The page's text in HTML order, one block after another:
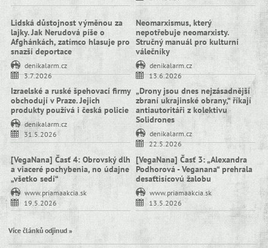
Lidská důstojnost výměnou za
lajky. Jak Nerudová píše o
Afghánkách, zatímco hlasuje pro
snazší deportace
denikalarm.cz
3.7.2026
Neomarxismus, který
nepotřebuje neomarxisty.
Stručný manuál pro kulturní
válečníky
denikalarm.cz
13.6.2026
Izraelské a ruské špehovací firmy
obchodují v Praze. Jejich
produkty používá i česká policie
denikalarm.cz
31.5.2026
„Drony jsou dnes nejzásadnější
zbraní ukrajinské obrany,“ říkají
antiautoritáři z kolektivu
Solidrones
denikalarm.cz
22.5.2026
[VegaNana] Časť 4: Obrovský dlh
a viaceré pochybenia, no údajne
„všetko sedí“
www.priamaakcia.sk
19.5.2026
[VegaNana] Časť 3: „Alexandra
Podhorová - Veganana“ prehrala
desaťtisícovú žalobu
www.priamaakcia.sk
13.5.2026
Více článků odjinud »